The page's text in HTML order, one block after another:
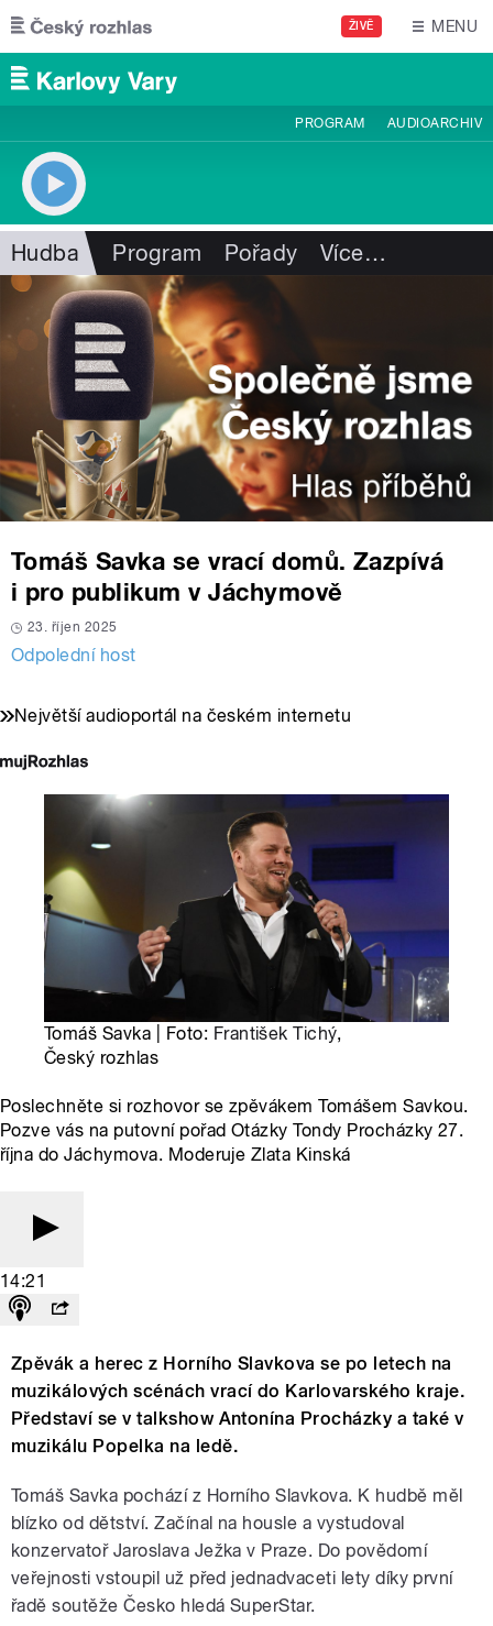
Přejít k hlavnímu obsahu
ŽIVĚ MENU
PROGRAM AUDIOARCHIV
Hudba Program Pořady Více…
Tomáš Savka se vrací domů. Zazpívá
i pro publikum v Jáchymově
23. říjen 2025
Odpolední host
Největší audioportál na českém internetu
Tomáš Savka | Foto: František Tichý,
Český rozhlas
Poslechněte si rozhovor se zpěvákem Tomášem Savkou.
Pozve vás na putovní pořad Otázky Tondy Procházky 27.
října do Jáchymova. Moderuje Zlata Kinská
14:21
Zpěvák a herec z Horního Slavkova se po letech na
muzikálových scénách vrací do Karlovarského kraje.
Představí se v talkshow Antonína Procházky a také v
muzikálu Popelka na ledě.
Tomáš Savka pochází z Horního Slavkova. K hudbě měl
blízko od dětství. Začínal na housle a vystudoval
konzervatoř Jaroslava Ježka v Praze. Do povědomí
veřejnosti vstoupil už před jednadvaceti lety díky první
řadě soutěže Česko hledá SuperStar.